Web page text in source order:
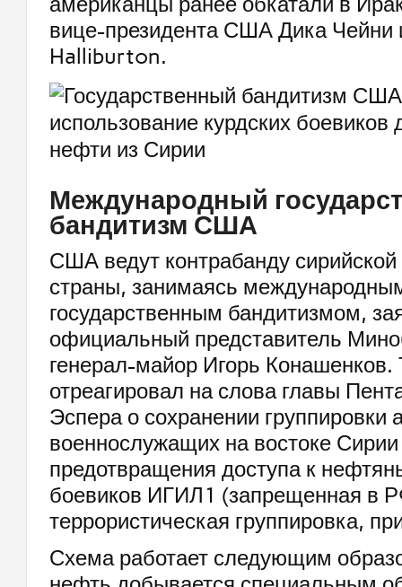
вице-президента США Дика Чейни
Halliburton.
Международный
бандитизм США
США ведут контрабанду
страны, занимаясь
государственным бандитизмом,
официальный представитель
генерал-майор Игорь Конашенков.
отреагировал на слова главы
Эспера о сохранении группировки
военнослужащих на востоке
предотвращения доступа к
боевиков ИГИЛ1 (запрещенная в
террористическая группировка,
Схема работает следующим